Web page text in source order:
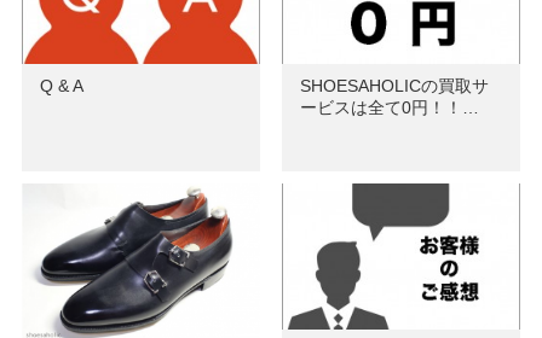
Q & A
SHOESAHOLICの買取サ
ービスは全て0円！！…